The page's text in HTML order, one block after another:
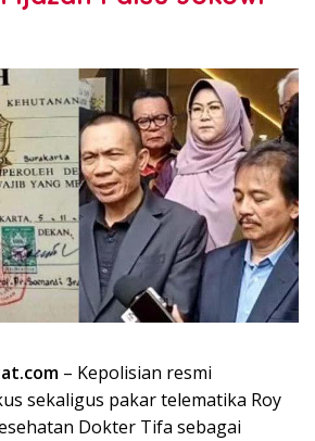
– Kepolisian resmi
sekaligus pakar telematika Roy
Dokter Tifa sebagai